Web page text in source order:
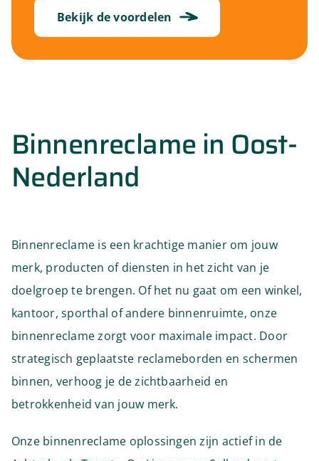
Bekijk de voordelen
Binnenreclame in Oost-
Nederland
Binnenreclame is een krachtige manier om jouw
merk, producten of diensten in het zicht van je
doelgroep te brengen. Of het nu gaat om een winkel,
kantoor, sporthal of andere binnenruimte, onze
binnenreclame zorgt voor maximale impact. Door
strategisch geplaatste reclameborden en schermen
binnen, verhoog je de zichtbaarheid en
betrokkenheid van jouw merk.
Onze binnenreclame oplossingen zijn actief in de